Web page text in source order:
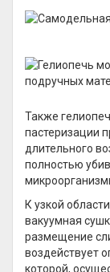
Также
пастеризации
длительного
полностью
К узкой
вакуумная
размещение
воздействует
которой,